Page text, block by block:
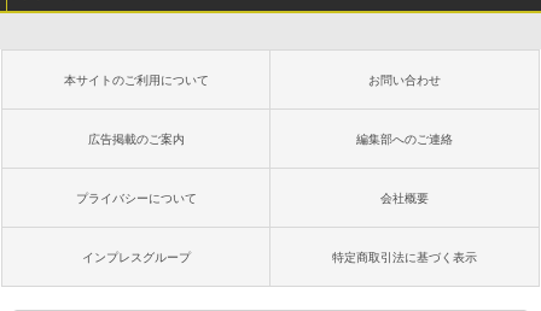
本サイトのご利用について お問い合わせ
広告掲載のご案内 編集部へのご連絡
プライバシーについて 会社概要
インプレスグループ 特定商取引法に基づく表示